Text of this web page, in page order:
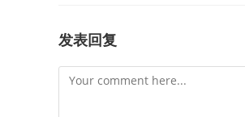
发表回复
Comment